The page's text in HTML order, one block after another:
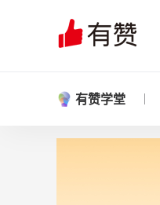
有赞学堂